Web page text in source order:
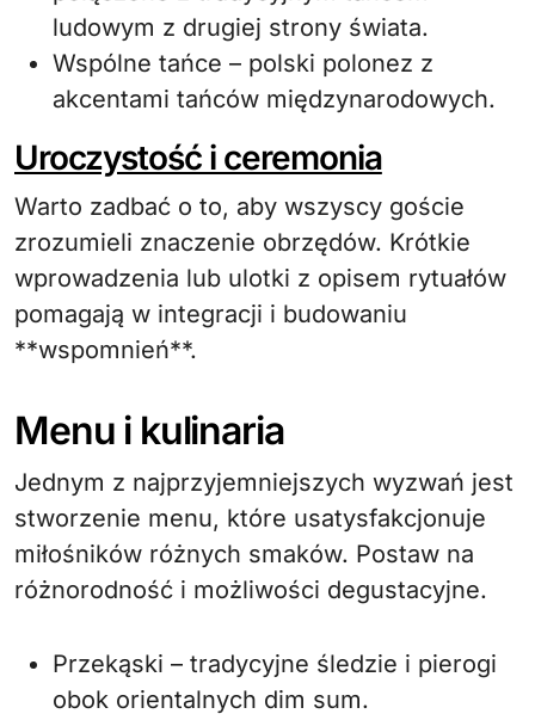
ludowym z drugiej strony świata.
Wspólne tańce – polski polonez z
akcentami tańców międzynarodowych.
Uroczystość i ceremonia
Warto zadbać o to, aby wszyscy goście
zrozumieli znaczenie obrzędów. Krótkie
wprowadzenia lub ulotki z opisem rytuałów
pomagają w integracji i budowaniu
**wspomnień**.
Menu i kulinaria
Jednym z najprzyjemniejszych wyzwań jest
stworzenie menu, które usatysfakcjonuje
miłośników różnych smaków. Postaw na
różnorodność i możliwości degustacyjne.
Przekąski – tradycyjne śledzie i pierogi
obok orientalnych dim sum.